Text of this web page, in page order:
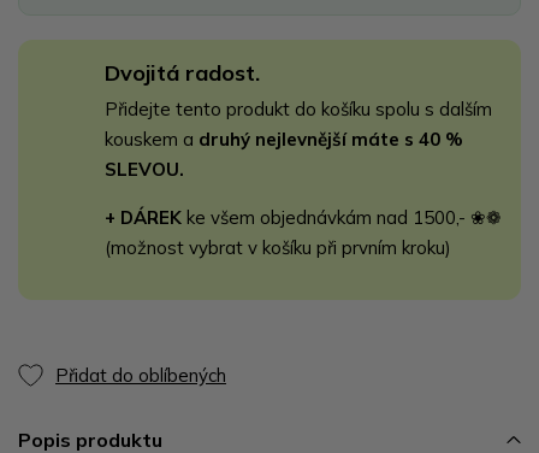
Dvojitá radost.
Přidejte tento produkt do košíku spolu s dalším
kouskem a druhý nejlevnější máte s 40 %
SLEVOU.
+ DÁREK ke všem objednávkám nad 1500,- ❀❁
(možnost vybrat v košíku při prvním kroku)
Přidat do oblíbených
Popis produktu